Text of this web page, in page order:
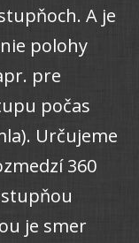
A je
polohy
pre
počas
Určujeme
360
je smer